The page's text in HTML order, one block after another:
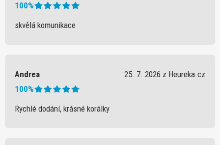
100%
skvělá komunikace
Andrea
25. 7. 2026 z Heureka.cz
100%
Rychlé dodání, krásné korálky